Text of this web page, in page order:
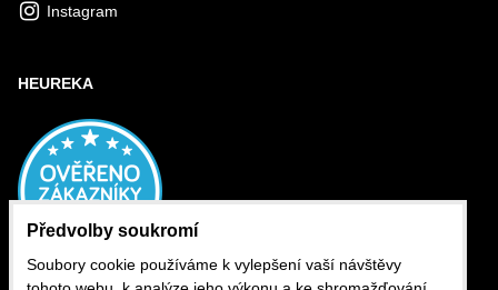
Instagram
HEUREKA
Předvolby soukromí
Soubory cookie používáme k vylepšení vaší návštěvy